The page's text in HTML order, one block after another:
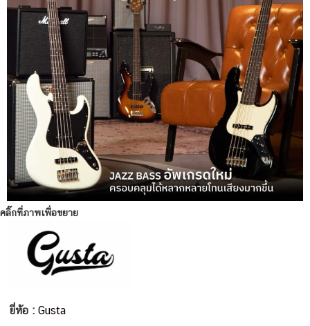
คลิ๊กที่ภาพเพื่อขยาย
ยี่ห้อ :Gusta